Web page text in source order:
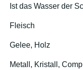
Ist das Wasser der
Fleisch
Gelee, Holz
Metall, Kristall,